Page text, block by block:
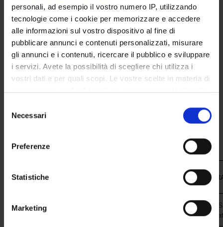
personali, ad esempio il vostro numero IP, utilizzando
tecnologie come i cookie per memorizzare e accedere
alle informazioni sul vostro dispositivo al fine di
pubblicare annunci e contenuti personalizzati, misurare
gli annunci e i contenuti, ricercare il pubblico e sviluppare
i servizi. Avete la possibilità di scegliere chi utilizza i
vostri dati e per quali scopi. Le vostre scelte in materia di
privacy sono applicabili solo su questa proprietà digitale
modificare o revocare il proprio consenso in qualsiasi
momento dalla Dichiarazione sui cookie o facendo clic
raccogliere informazioni sulla tua posizione
geografica, con un'approssimazione di qualche
Identificare il tuo dispositivo, scansionandolo
delNecessari
Preferenze
Statistiche
Marketing
SEMESTRE FILTRO
CORSI DI LAUREA
CORSI DI LAUREA MAGISTRALE
POST LAUREA
Università degli Studi di Verona
Dipartimento di Diagnostica e
Sezione di Epidemiologia e